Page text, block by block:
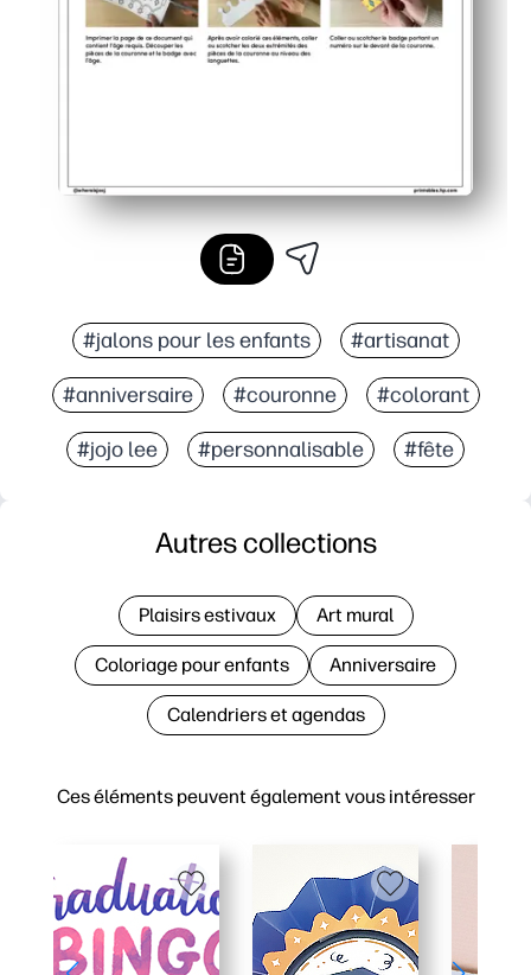
#jalons pour les enfants #artisanat
#anniversaire #couronne #colorant
#jojo lee #personnalisable #fête
Ces éléments peuvent également vous intéresser
Autres collections
Plaisirs estivaux Art mural
Coloriage pour enfants Anniversaire
Calendriers et agendas